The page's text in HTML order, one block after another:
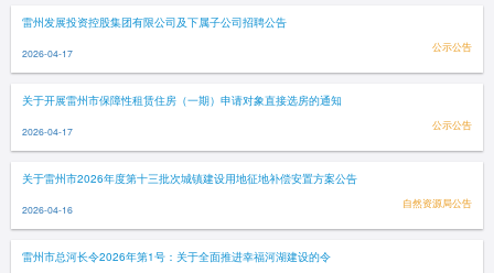
雷州发展投资控股集团有限公司及下属子公司招聘公告
2026-04-17 公示公告
关于开展雷州市保障性租赁住房（一期）申请对象直接选房的通知
2026-04-17 公示公告
关于雷州市2026年度第十三批次城镇建设用地征地补偿安置方案公告
2026-04-16 自然资源局公告
雷州市总河长令2026年第1号：关于全面推进幸福河湖建设的令